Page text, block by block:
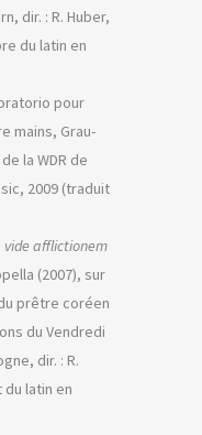
dir. : R. Huber,
du latin en
pour
mains, Grau-
la WDR de
2009 (traduit
vide afflictionem
(2007), sur
prêtre coréen
du Vendredi
dir. : R.
du latin en